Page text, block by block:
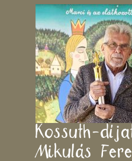
Kossuth-
Mikulás